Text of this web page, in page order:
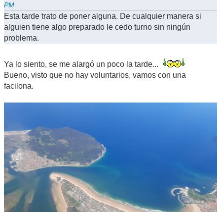
PM
Esta tarde trato de poner alguna. De cualquier manera si
alguien tiene algo preparado le cedo turno sin ningún
problema.
Ya lo siento, se me alargó un poco la tarde...
Bueno, visto que no hay voluntarios, vamos con una
facilona.